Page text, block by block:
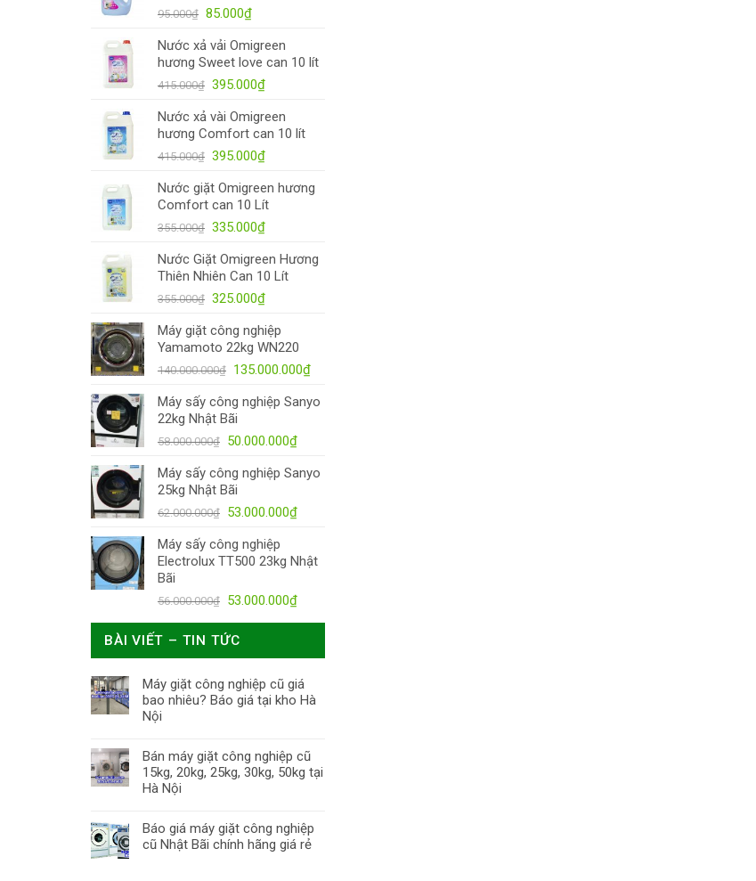
95.000₫ 85.000₫
Nước xả vải Omigreen
hương Sweet love can 10 lít
415.000₫ 395.000₫
Nước xả vài Omigreen
hương Comfort can 10 lít
415.000₫ 395.000₫
Nước giặt Omigreen hương
Comfort can 10 Lít
355.000₫ 335.000₫
Nước Giặt Omigreen Hương
Thiên Nhiên Can 10 Lít
355.000₫ 325.000₫
Máy giặt công nghiệp
Yamamoto 22kg WN220
140.000.000₫ 135.000.000₫
Máy sấy công nghiệp Sanyo
22kg Nhật Bãi
58.000.000₫ 50.000.000₫
Máy sấy công nghiệp Sanyo
25kg Nhật Bãi
62.000.000₫ 53.000.000₫
Máy sấy công nghiệp
Electrolux TT500 23kg Nhật
Bãi
56.000.000₫ 53.000.000₫
BÀI VIẾT – TIN TỨC
Máy giặt công nghiệp cũ giá
bao nhiêu? Báo giá tại kho Hà
Nội
Bán máy giặt công nghiệp cũ
15kg, 20kg, 25kg, 30kg, 50kg tại
Hà Nội
Báo giá máy giặt công nghiệp
cũ Nhật Bãi chính hãng giá rẻ